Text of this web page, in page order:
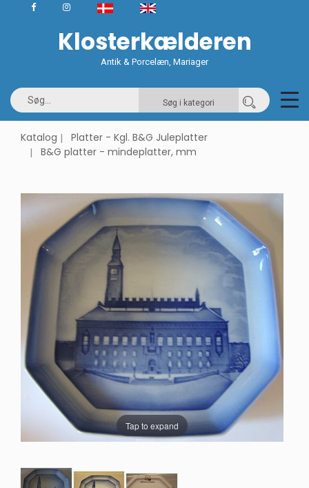
Klosterkælderen
Antik & Porcelæn, Mariager
Søg i kategori
Katalog
Platter - Kgl. B&G Juleplatter
B&G platter - mindeplatter, mm
Tap to expand